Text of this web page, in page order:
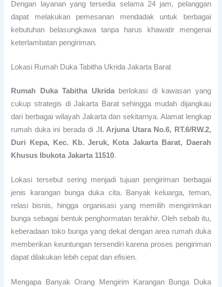
Dengan layanan yang tersedia selama 24 jam, pelanggan
dapat melakukan pemesanan mendadak untuk berbagai
kebutuhan belasungkawa tanpa harus khawatir mengenai
keterlambatan pengiriman.
Lokasi Rumah Duka Tabitha Ukrida Jakarta Barat
Rumah Duka Tabitha Ukridaberlokasi di kawasan yang
cukup strategis di Jakarta Barat sehingga mudah dijangkau
dari berbagai wilayah Jakarta dan sekitarnya. Alamat lengkap
rumah duka ini berada di J l. Arjuna Utara No.6, RT.6/RW.2,
Duri Kepa, Kec. Kb. Jeruk, Kota Jakarta Barat, Daerah
Khusus Ibukota Jakarta 11510.
Lokasi tersebut sering menjadi tujuan pengiriman berbagai
jenis karangan bunga duka cita. Banyak keluarga, teman,
relasi bisnis, hingga organisasi yang memilih mengirimkan
bunga sebagai bentuk penghormatan terakhir. Oleh sebab itu,
keberadaan toko bunga yang dekat dengan area rumah duka
memberikan keuntungan tersendiri karena proses pengiriman
dapat dilakukan lebih cepat dan efisien.
Mengapa Banyak Orang Mengirim Karangan Bunga Duka